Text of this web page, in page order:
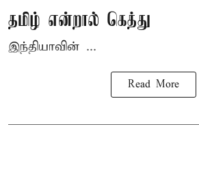
தமிழ் என்றால் கெத்து
இந்தியாவின் ...
Read More